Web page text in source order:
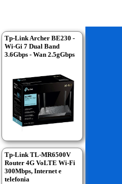
Tp-Link Archer BE230 -
Wi-Gi 7 Dual Band
3.6Gbps - Wan 2.5gGbps
Tp-Link TL-MR6500V
Router 4G VoLTE Wi-Fi
300Mbps, Internet e
telefonia